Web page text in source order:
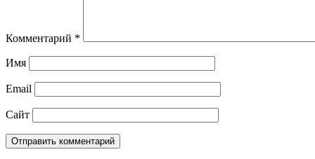
Комментарий *
Имя
Email
Сайт